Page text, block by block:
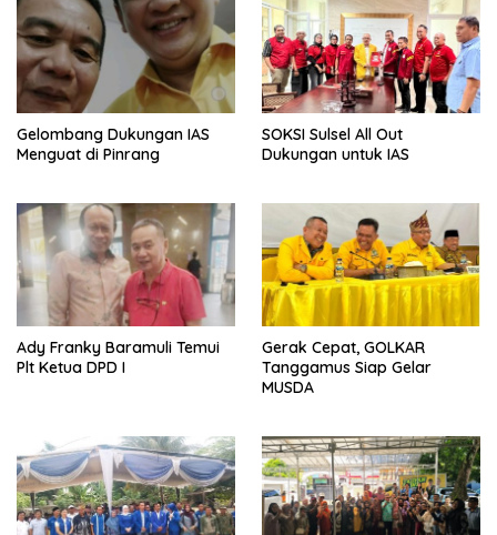
Gelombang Dukungan IAS
Menguat di Pinrang
SOKSI Sulsel All Out
Dukungan untuk IAS
Ady Franky Baramuli Temui
Plt Ketua DPD I
Gerak Cepat, GOLKAR
Tanggamus Siap Gelar
MUSDA